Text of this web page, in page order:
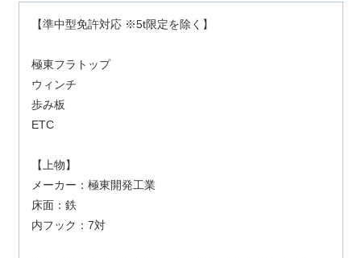
【準中型免許対応 ※5t限定を除く】
極東フラトップ
ウィンチ
歩み板
ETC
【上物】
メーカー：極東開発工業
床面：鉄
内フック：7対